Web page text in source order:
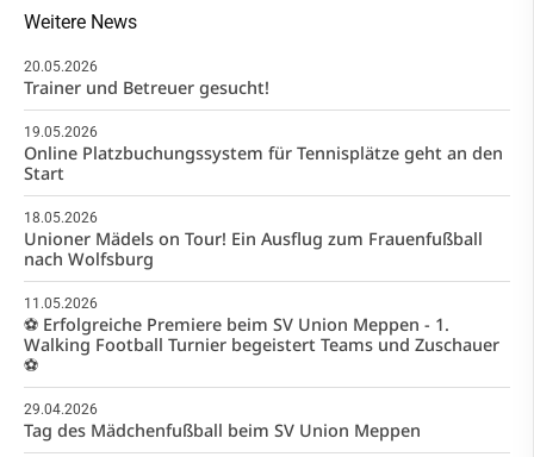
Weitere News
20.05.2026
Trainer und Betreuer gesucht!
19.05.2026
Online Platzbuchungssystem für Tennisplätze geht an den
Start
18.05.2026
Unioner Mädels on Tour! Ein Ausflug zum Frauenfußball
nach Wolfsburg
11.05.2026
⚽️ Erfolgreiche Premiere beim SV Union Meppen - 1.
Walking Football Turnier begeistert Teams und Zuschauer
⚽️
29.04.2026
Tag des Mädchenfußball beim SV Union Meppen